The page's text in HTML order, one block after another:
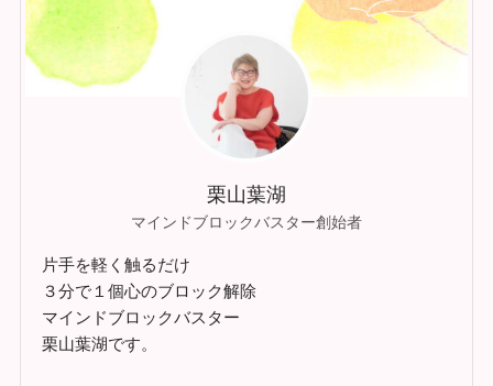
栗山葉湖
マインドブロックバスター創始者
片手を軽く触るだけ
３分で１個心のブロック解除
マインドブロックバスター
栗山葉湖です。